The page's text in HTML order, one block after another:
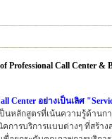
Professional Call Center &
Center อย่างเป็นเลิศ
ป็นหลักสูตรที่เน้นความรู้ด้านการ
การบริการแบบต่างๆ ที่สร้าง